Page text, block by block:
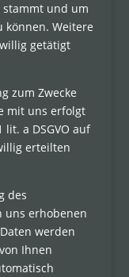
stammt und um
können. Weitere
getätigt
zum Zwecke
mit uns erfolgt
lit. a DSGVO auf
erteilten
des
uns erhobenen
werden
Ihnen